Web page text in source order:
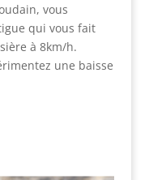
vous
qui vous fait
à 8km/h.
une baisse